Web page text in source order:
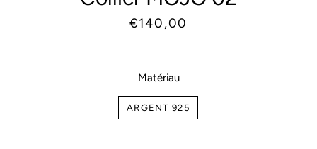
Prix
Prix
€140,00
Matériau
ARGENT 925